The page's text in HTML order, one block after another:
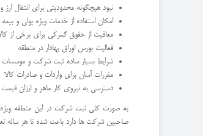
نبود هیچگونه محدودیتی برای انتقال
امکان استفاده از خدمات ویژه پولی و
معافیت از حقوق گمرکی برای برخی از
فعالیت بورس اوراق بهادار در منطقه
شرایط بسیار ساده ثبت شرکت و
مقررات آسان برای واردات و صادرات کالا
دسترسی به نیروی کار ماهر و ارزان قیمت
به صورت کلی ثبت شرکت در این منطقه ویژه
صاحبین شرکت ها دارد باعث شده تا هر ساله